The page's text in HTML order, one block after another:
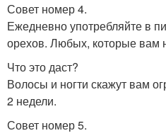
Совет номер 4.
Ежедневно употребляйте в
орехов. Любых, которые вам
Что это даст?
Волосы и ногти скажут вам
2 недели.
Совет номер 5.